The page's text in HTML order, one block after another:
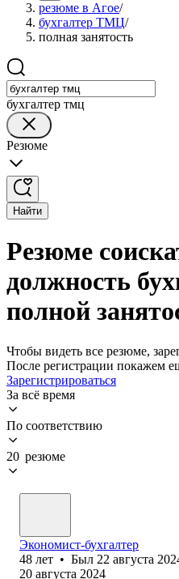
резюме в Агое/
бухгалтер ТМЦ/
полная занятость
бухгалтер тмц
Резюме
Найти
Резюме
должность
полной
Чтобы видеть все резюме,
После регистрации покажем
Зарегистрироваться
За всё время
По соответствию
20 резюме
Экономист-бухгалтер
48 лет • Был 22 августа
20 августа 2024